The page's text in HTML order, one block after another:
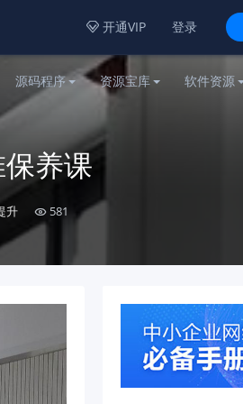
 开通VIP 登录
源码程序 资源宝库 软件资源
养课
升 581